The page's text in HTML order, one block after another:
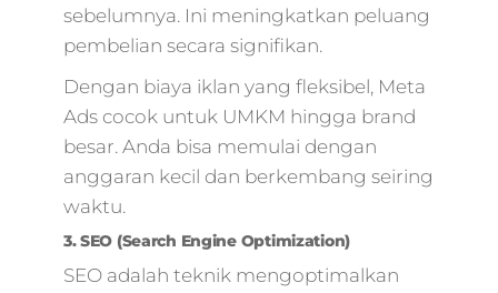
digital
kartajaya
4.0,media
pemasaran
jam pahami digital
marketing
binus,marketing
digital
sebelumnya. Ini meningkatkan peluang
pembelian secara signifikan.
Dengan biaya iklan yang fleksibel, Meta
Ads cocok untuk UMKM hingga brand
besar. Anda bisa memulai dengan
anggaran kecil dan berkembang seiring
waktu.
3. SEO (Search Engine Optimization)
SEO adalah teknik mengoptimalkan